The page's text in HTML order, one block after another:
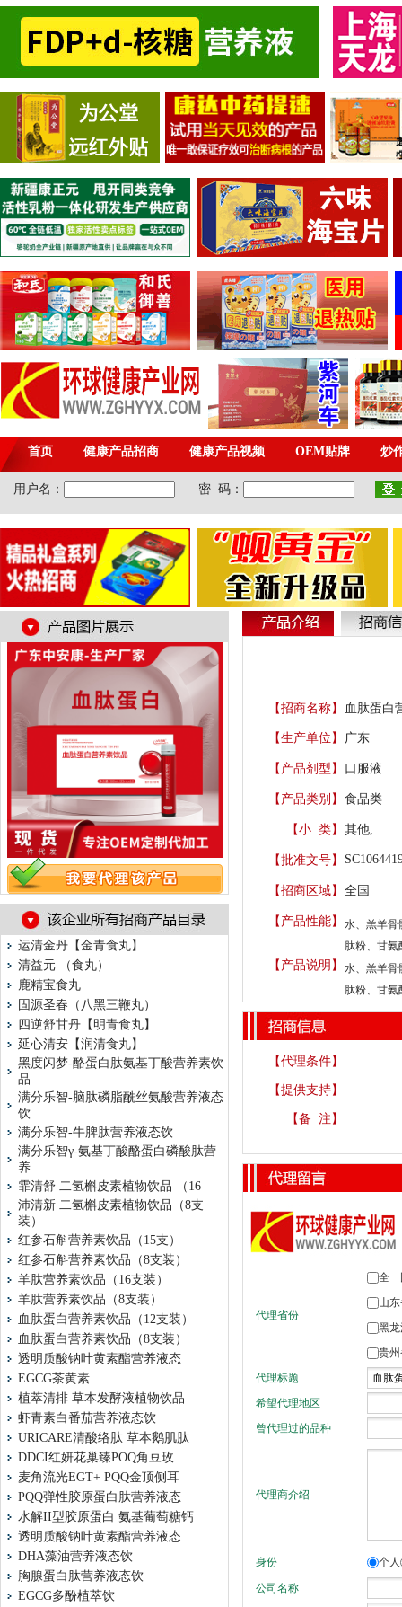
运清金丹【金青食丸】
清益元 （食丸）
鹿精宝食丸
固源圣春（八黑三鞭丸）
四逆舒甘丹【明青食丸】
延心清安【润清食丸】
黑度闪梦-酪蛋白肽氨基丁酸营养素饮
品
满分乐智-脑肽磷脂酰丝氨酸营养液态
饮
满分乐智-牛脾肽营养液态饮
满分乐智γ-氨基丁酸酪蛋白磷酸肽营
养
霏清舒 二氢槲皮素植物饮品 （16
沛清新 二氢槲皮素植物饮品（8支
装）
红参石斛营养素饮品（15支）
红参石斛营养素饮品（8支装）
羊肽营养素饮品（16支装）
羊肽营养素饮品（8支装）
血肽蛋白营养素饮品（12支装）
血肽蛋白营养素饮品（8支装）
透明质酸钠叶黄素酯营养液态
EGCG茶黄素
植萃清排 草本发酵液植物饮品
虾青素白番茄营养液态饮
URICARE清酸络肽 草本鹅肌肽
DDCI红妍花巢臻POQ角豆玫
麦角流光EGT+ PQQ金顶侧耳
PQQ弹性胶原蛋白肽营养液态
水解II型胶原蛋白 氨基葡萄糖钙
透明质酸钠叶黄素酯营养液态
DHA藻油营养液态饮
胸腺蛋白肽营养液态饮
EGCG多酚植萃饮
【招商名称】 血肽蛋白
【生产单位】 广东
【产品剂型】 口服液
【产品类别】 食品类
【小 类】 其他,
【批准文号】
【招商区域】 全国
【产品性能】
水、羔羊骨
肽粉、甘氨
【产品说明】
水、羔羊骨
肽粉、甘氨
【代理条件】
【提供支持】
【备 注】